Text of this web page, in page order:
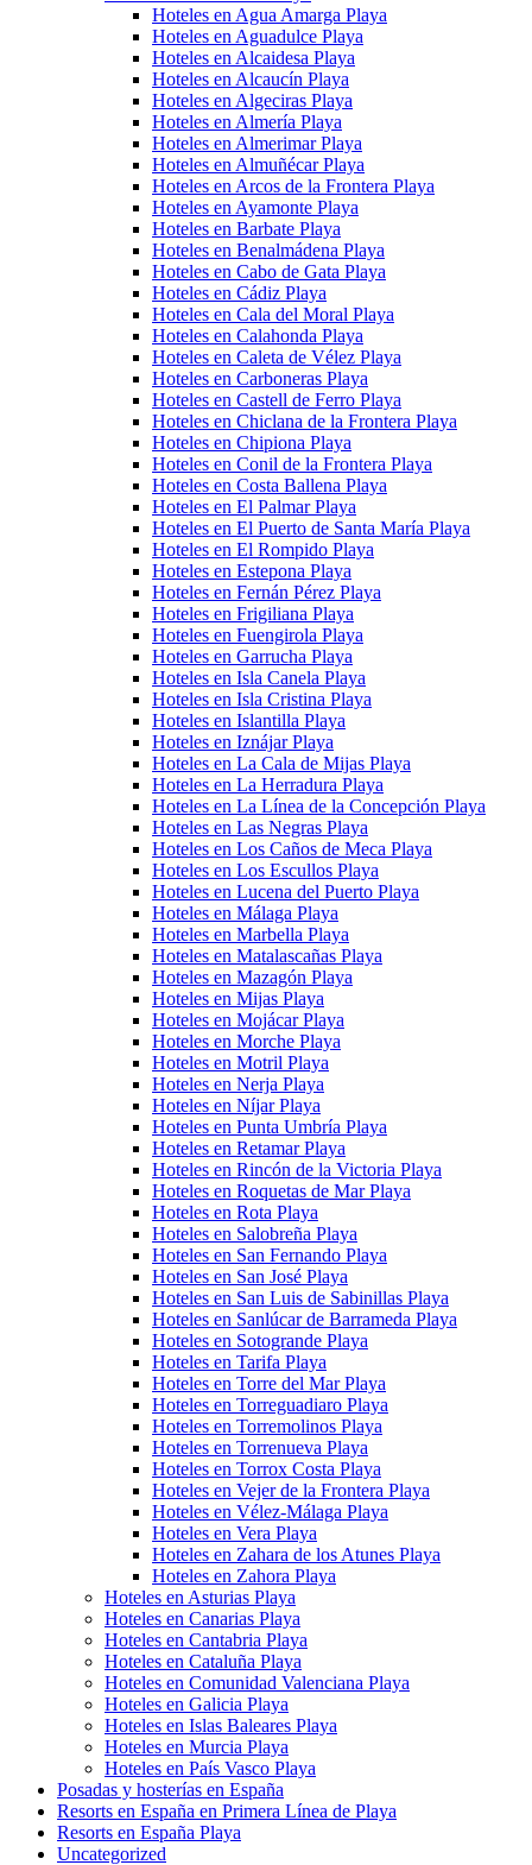
Hoteles en Agua Amarga Playa
Hoteles en Aguadulce Playa
Hoteles en Alcaidesa Playa
Hoteles en Alcaucín Playa
Hoteles en Algeciras Playa
Hoteles en Almería Playa
Hoteles en Almerimar Playa
Hoteles en Almuñécar Playa
Hoteles en Arcos de la Frontera Playa
Hoteles en Ayamonte Playa
Hoteles en Barbate Playa
Hoteles en Benalmádena Playa
Hoteles en Cabo de Gata Playa
Hoteles en Cádiz Playa
Hoteles en Cala del Moral Playa
Hoteles en Calahonda Playa
Hoteles en Caleta de Vélez Playa
Hoteles en Carboneras Playa
Hoteles en Castell de Ferro Playa
Hoteles en Chiclana de la Frontera Playa
Hoteles en Chipiona Playa
Hoteles en Conil de la Frontera Playa
Hoteles en Costa Ballena Playa
Hoteles en El Palmar Playa
Hoteles en El Puerto de Santa María Playa
Hoteles en El Rompido Playa
Hoteles en Estepona Playa
Hoteles en Fernán Pérez Playa
Hoteles en Frigiliana Playa
Hoteles en Fuengirola Playa
Hoteles en Garrucha Playa
Hoteles en Isla Canela Playa
Hoteles en Isla Cristina Playa
Hoteles en Islantilla Playa
Hoteles en Iznájar Playa
Hoteles en La Cala de Mijas Playa
Hoteles en La Herradura Playa
Hoteles en La Línea de la Concepción Playa
Hoteles en Las Negras Playa
Hoteles en Los Caños de Meca Playa
Hoteles en Los Escullos Playa
Hoteles en Lucena del Puerto Playa
Hoteles en Málaga Playa
Hoteles en Marbella Playa
Hoteles en Matalascañas Playa
Hoteles en Mazagón Playa
Hoteles en Mijas Playa
Hoteles en Mojácar Playa
Hoteles en Morche Playa
Hoteles en Motril Playa
Hoteles en Nerja Playa
Hoteles en Níjar Playa
Hoteles en Punta Umbría Playa
Hoteles en Retamar Playa
Hoteles en Rincón de la Victoria Playa
Hoteles en Roquetas de Mar Playa
Hoteles en Rota Playa
Hoteles en Salobreña Playa
Hoteles en San Fernando Playa
Hoteles en San José Playa
Hoteles en San Luis de Sabinillas Playa
Hoteles en Sanlúcar de Barrameda Playa
Hoteles en Sotogrande Playa
Hoteles en Tarifa Playa
Hoteles en Torre del Mar Playa
Hoteles en Torreguadiaro Playa
Hoteles en Torremolinos Playa
Hoteles en Torrenueva Playa
Hoteles en Torrox Costa Playa
Hoteles en Vejer de la Frontera Playa
Hoteles en Vélez-Málaga Playa
Hoteles en Vera Playa
Hoteles en Zahara de los Atunes Playa
Hoteles en Zahora Playa
Hoteles en Asturias Playa
Hoteles en Canarias Playa
Hoteles en Cantabria Playa
Hoteles en Cataluña Playa
Hoteles en Comunidad Valenciana Playa
Hoteles en Galicia Playa
Hoteles en Islas Baleares Playa
Hoteles en Murcia Playa
Hoteles en País Vasco Playa
Posadas y hosterías en España
Resorts en España en Primera Línea de Playa
Resorts en España Playa
Uncategorized